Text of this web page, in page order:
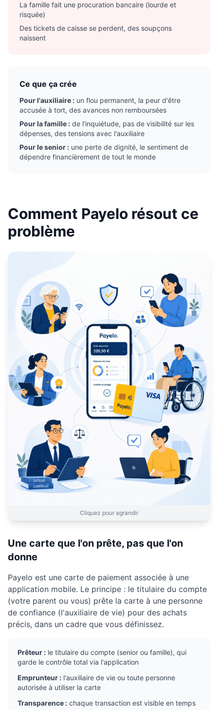
La famille fait une procuration bancaire (lourde et
risquée)
Des tickets de caisse se perdent, des soupçons
naissent
Ce que ça crée
Pour l'auxiliaire : un flou permanent, la peur d'être
accusée à tort, des avances non remboursées
Pour la famille : de l'inquiétude, pas de visibilité sur les
dépenses, des tensions avec l'auxiliaire
Pour le senior : une perte de dignité, le sentiment de
dépendre financièrement de tout le monde
Comment Payelo résout ce
problème
Cliquez pour agrandir
Une carte que l'on prête, pas que l'on
donne
Payelo est une carte de paiement associée à une
application mobile. Le principe : le titulaire du compte
(votre parent ou vous) prête la carte à une personne
de confiance (l'auxiliaire de vie) pour des achats
précis, dans un cadre que vous définissez.
Prêteur : le titulaire du compte (senior ou famille), qui
garde le contrôle total via l'application
Emprunteur : l'auxiliaire de vie ou toute personne
autorisée à utiliser la carte
Transparence : chaque transaction est visible en temps